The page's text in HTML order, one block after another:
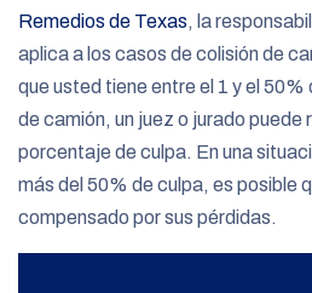
Remedios de Texas, la
aplica a los casos de colisión de
que usted tiene entre el 1 y el
de camión, un juez o jurado puede
porcentaje de culpa. En una
más del 50% de culpa, es posible
compensado por sus pérdidas.